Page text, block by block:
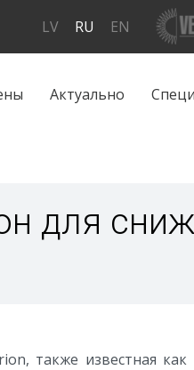
LV RU EN
Актуально
для
также известная